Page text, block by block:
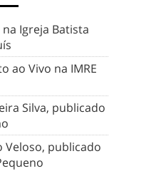
Igreja Batista
ao Vivo na IMRE
Silva, publicado
Veloso, publicado